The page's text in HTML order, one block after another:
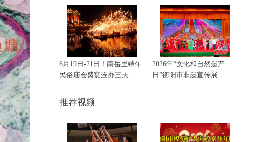
6月19日-21日！南岳里端午
民俗庙会盛宴连办三天
2026年“文化和自然遗产
日”衡阳市非遗宣传展
推荐视频